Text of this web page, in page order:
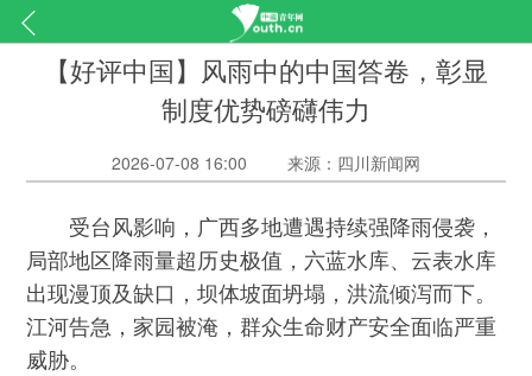
【好评中国】风雨中的中国答卷，彰显
制度优势磅礴伟力
2026-07-08 16:00 来源：四川新闻网
受台风影响，广西多地遭遇持续强降雨侵袭，
局部地区降雨量超历史极值，六蓝水库、云表水库
出现漫顶及缺口，坝体坡面坍塌，洪流倾泻而下。
江河告急，家园被淹，群众生命财产安全面临严重
威胁。